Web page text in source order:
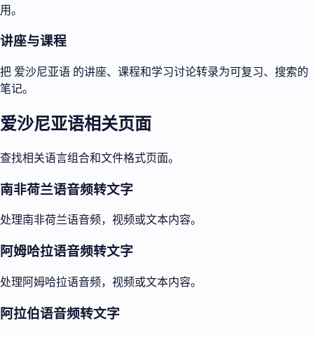
用。
讲座与课程
把 爱沙尼亚语 的讲座、课程和学习讨论转录为可复习、搜索的
笔记。
爱沙尼亚语相关页面
查找相关语言组合和文件格式页面。
南非荷兰语音频转文字
处理南非荷兰语音频，视频或文本内容。
阿姆哈拉语音频转文字
处理阿姆哈拉语音频，视频或文本内容。
阿拉伯语音频转文字